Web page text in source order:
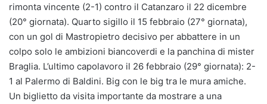
rimonta vincente (2-1) contro il Catanzaro il 22 dicembre
(20° giornata). Quarto sigillo il 15 febbraio (27° giornata),
con un gol di Mastropietro decisivo per abbattere in un
colpo solo le ambizioni biancoverdi e la panchina di mister
Braglia. L’ultimo capolavoro il 26 febbraio (29° giornata): 2-
1 al Palermo di Baldini. Big con le big tra le mura amiche.
Un biglietto da visita importante da mostrare a una